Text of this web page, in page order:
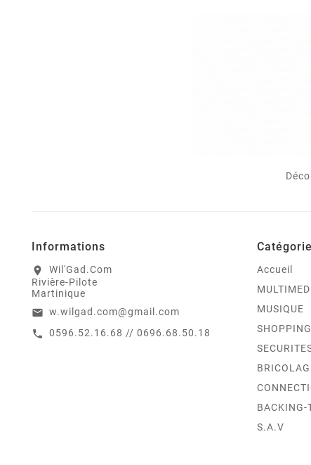
Informations
location_on
Wil'Gad.Com
Rivière-Pilote
Martinique
email w.wilgad.com@gmail.com
call 0596.52.16.68 // 0696.68.50.18
Catégorie
Accueil
MUSIQUE
SHOPPING
BACKING-
S.A.V